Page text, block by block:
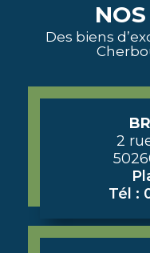
Des biens
2
Tél :